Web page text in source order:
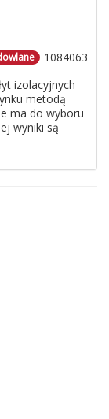
1084063
izolacyjnych
metodą
ma do wyboru
wyniki są